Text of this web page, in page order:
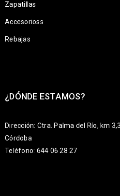
Zapatillas
Accesorioss
Rebajas
¿DÓNDE ESTAMOS?
Dirección: Ctra. Palma del Río, km
Córdoba
Teléfono: 644 06 28 27